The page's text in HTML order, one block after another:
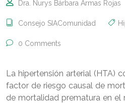
Dra. Nurys Bárbara Armas Rojas
Consejo SIAComunidad
0 Comments
La hipertensión arterial (HTA)
factor de riesgo causal de
de mortalidad prematura en el